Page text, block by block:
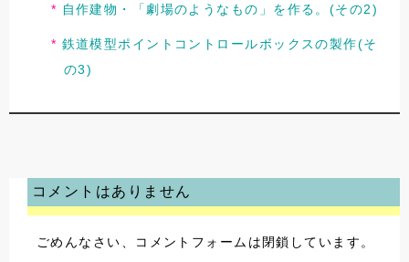
自作建物・「劇場のようなもの」を作る。(その2)
鉄道模型ポイントコントロールボックスの製作(そ
の3)
コメントはありません
ごめんなさい、コメントフォームは閉鎖しています。